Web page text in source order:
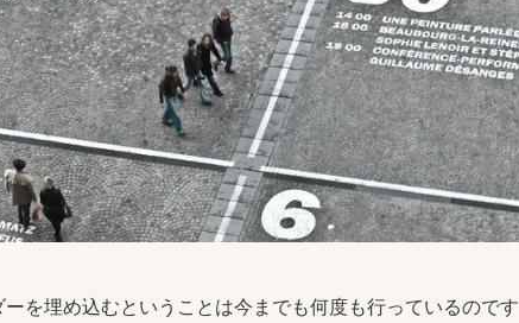
を埋め込むということは今までも何度も行っているのです